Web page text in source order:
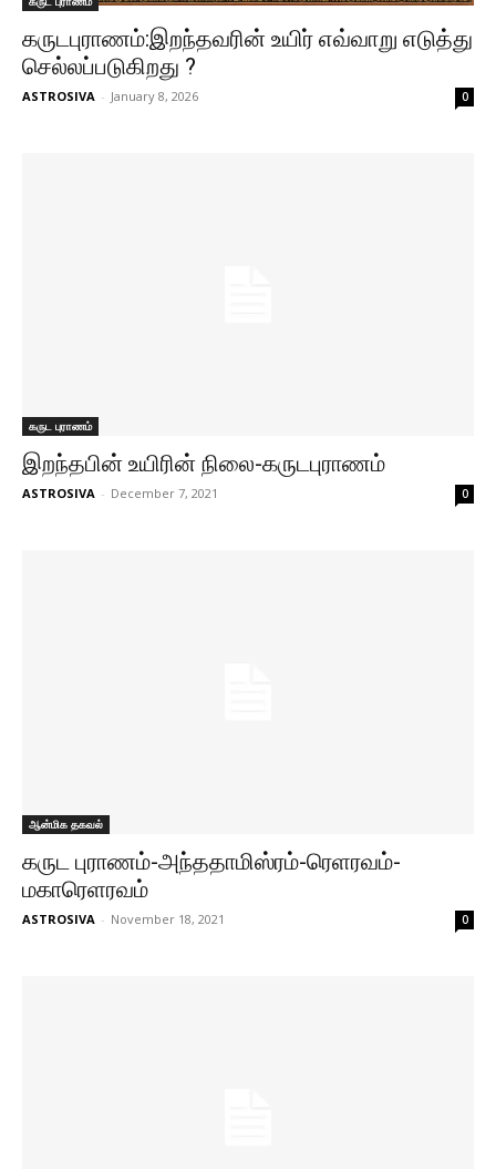
கருடபுராணம்:இறந்தவரின் உயிர் எவ்வாறு எடுத்து
செல்லப்படுகிறது ?
ASTROSIVA - January 8, 2026 0
கருட புராணம்
இறந்தபின் உயிரின் நிலை-கருடபுராணம்
ASTROSIVA - December 7, 2021 0
ஆன்மிக தகவல்
கருட புராணம்-அந்ததாமிஸ்ரம்-ரெளரவம்-
மகாரெளரவம்
ASTROSIVA - November 18, 2021 0